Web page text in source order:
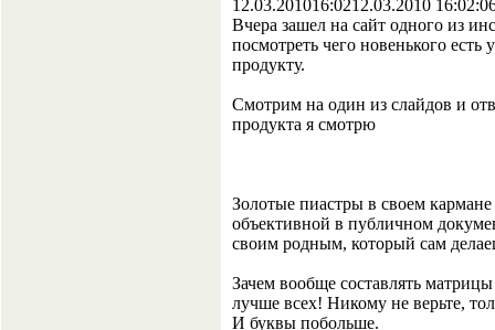
12.03.201016:0212.03.2010
Вчера зашел на сайт одного из
посмотреть чего новенького
продукту.
Смотрим на один из слайдов и
продукта я смотрю
Золотые пиастры в своем
объективной в публичном
своим родным, который сам
Зачем вообще составлять
лучше всех! Никому не верьте,
И буквы побольше.